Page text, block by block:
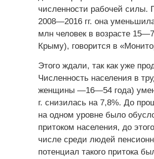
численности рабочей силы.
2008—2016 гг. она
млн человек в возрасте
Крыму), говорится в
Этого ждали, так как уже
Численность населения в
женщины —16—54 года)
г. снизилась на 7,8%. До
на одном уровне было
притоком населения, до
числе среди людей
потенциал такого притока